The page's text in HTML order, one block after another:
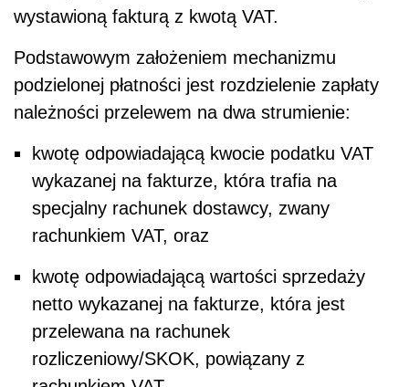
wystawioną fakturą z kwotą VAT.
Podstawowym założeniem mechanizmu
podzielonej płatności jest rozdzielenie zapłaty
należności przelewem na dwa strumienie:
kwotę odpowiadającą kwocie podatku VAT
wykazanej na fakturze, która trafia na
specjalny rachunek dostawcy, zwany
rachunkiem VAT, oraz
kwotę odpowiadającą wartości sprzedaży
netto wykazanej na fakturze, która jest
przelewana na rachunek
rozliczeniowy/SKOK, powiązany z